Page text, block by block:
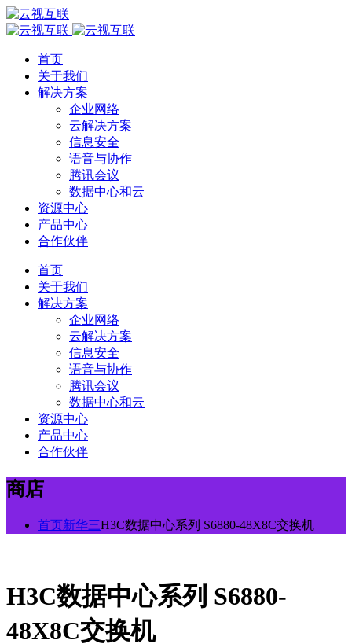
首页
关于我们
解决方案
企业网络
云解决方案
信息安全
语音与协作
腾讯会议
数据中心和云
资源中心
产品中心
合作伙伴
首页
关于我们
解决方案
企业网络
云解决方案
信息安全
语音与协作
腾讯会议
数据中心和云
资源中心
产品中心
合作伙伴
商店
首页新华三H3C数据中心系列 S6880-48X8C交换机
H3C数据中心系列 S6880-
48X8C交换机